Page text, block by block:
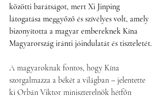
közötti barátságot, mert Xi Jinping
látogatása meggyőző és szívélyes volt, amely
bizonyította a magyar embereknek Kína
Magyarország iránti jóindulatát és tiszteletét.
A magyaroknak fontos, hogy Kína
szorgalmazza a békét a világban – jelentette
ki Orbán Viktor miniszterelnök hétfőn